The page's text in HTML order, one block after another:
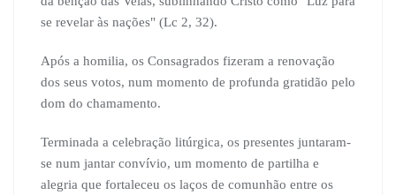
se revelar às nações" (Lc 2, 32).
Após a homilia, os Consagrados fizeram a renovação
dos seus votos, num momento de profunda gratidão pelo
dom do chamamento.
Terminada a celebração litúrgica, os presentes juntaram-
se num jantar convívio, um momento de partilha e
alegria que fortaleceu os laços de comunhão entre os